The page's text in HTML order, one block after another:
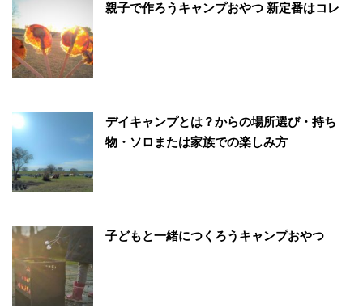
親子で作ろうキャンプおやつ 新定番はコレ
デイキャンプとは？からの場所選び・持ち
物・ソロまたは家族での楽しみ方
子どもと一緒につくろうキャンプおやつ